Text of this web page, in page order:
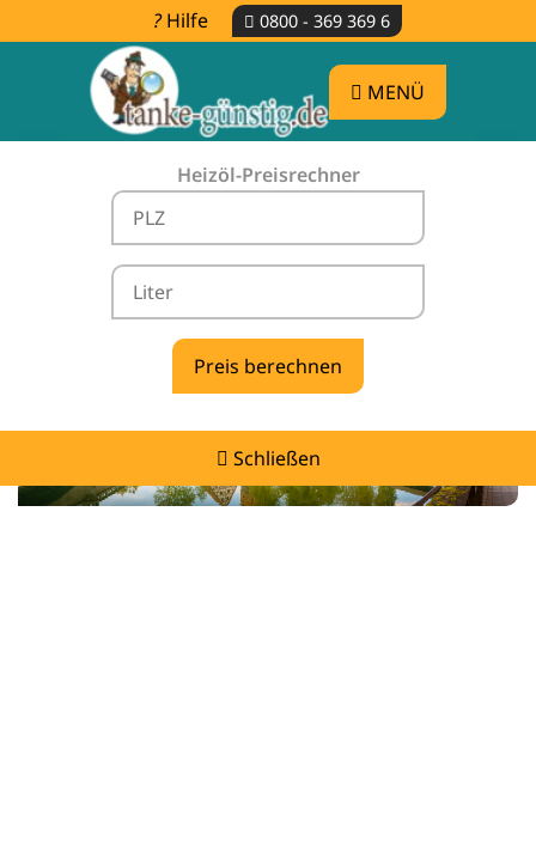
Hilfe 0800 - 369 369 6
MENÜ
Heizöl-Preisrechner
Schließen
Heizölpreise Emerkingen -
vergleichen & günstig tanken